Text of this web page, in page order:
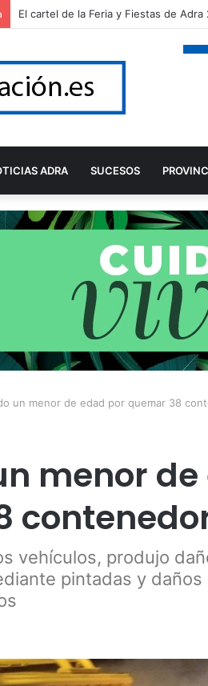
Adra reconoce a Álvaro Rodríguez
ADRA SUCESOS
un menor de edad por quemar 38
menor
vehículos, produjo
pintadas y daños